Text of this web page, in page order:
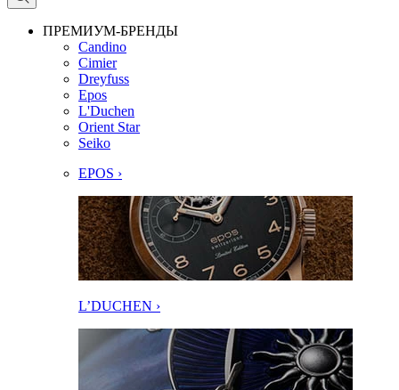
ПРЕМИУМ-БРЕНДЫ
Candino
Cimier
Dreyfuss
Epos
L'Duchen
Orient Star
Seiko
EPOS ›
L’DUCHEN ›